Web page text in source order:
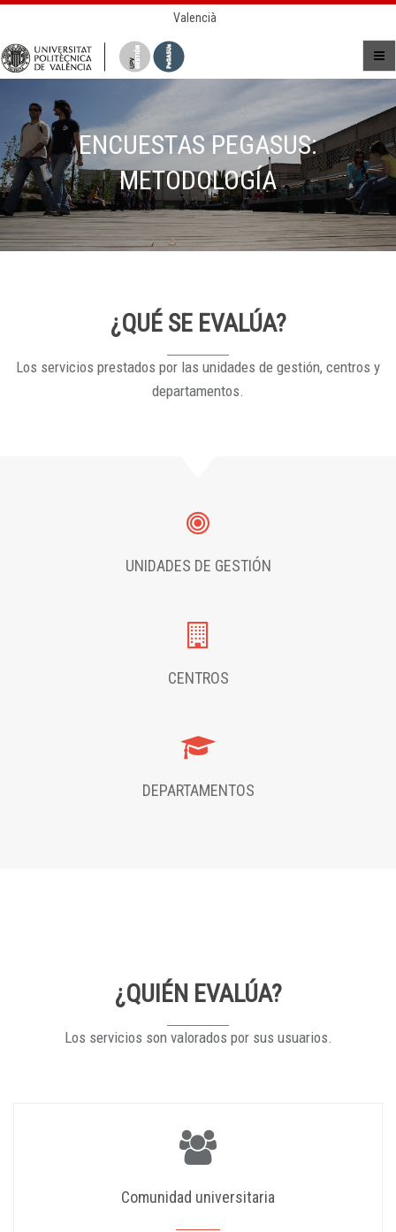
Valencià
ENCUESTAS PEGASUS:
METODOLOGÍA
¿QUÉ SE EVALÚA?
Los servicios prestados por las unidades de gestión, centros y
departamentos.
UNIDADES DE GESTIÓN
CENTROS
DEPARTAMENTOS
¿QUIÉN EVALÚA?
Los servicios son valorados por sus usuarios.
Comunidad universitaria